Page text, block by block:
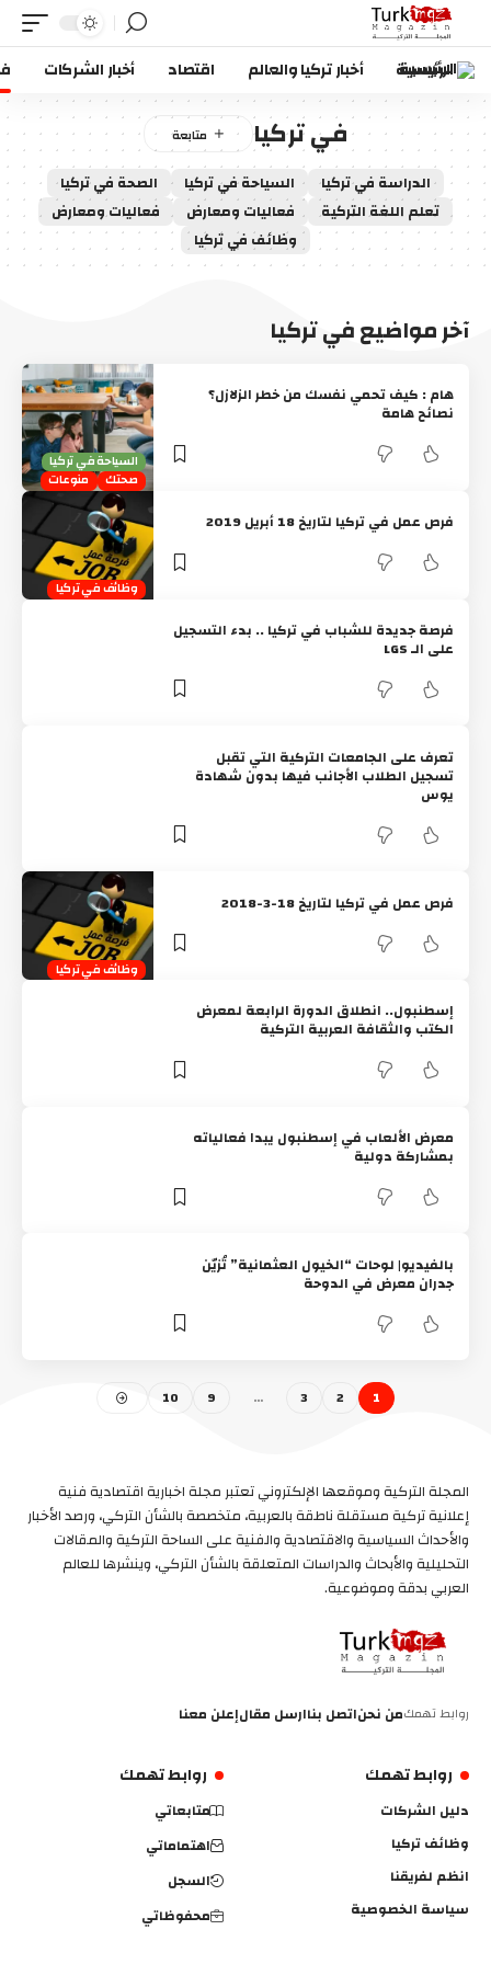
الرئيسية أخبار تركيا والعالم اقتصاد أخبار الشركات
في تركيا
الدراسة في تركيا السياحة في تركيا
الصحة في تركيا
تعلم اللغة التركية
فعاليات ومعارض
فعاليات ومعارض
وظائف في تركيا
آخر مواضيع في تركيا
السياحة في تركيا
صحتك
منوعات
هام : كيف تحمي نفسك من خطر الزلازل؟
نصائح هامة
وظائف في تركيا
فرص عمل في تركيا لتاريخ 18 أبريل 2019
فرصة جديدة للشباب في تركيا .. بدء التسجيل
على الـ LGS
تعرف على الجامعات التركية التي تقبل
تسجيل الطلاب الأجانب فيها بدون شهادة
يوس
وظائف في تركيا
فرص عمل في تركيا لتاريخ 18-3-2018
إسطنبول.. انطلاق الدورة الرابعة لمعرض
الكتب والثقافة العربية التركية
معرض الألعاب في إسطنبول يبدا فعالياته
بمشاركة دولية
بالفيديو| لوحات “الخيول العثمانية” تُزيّن
جدران معرض في الدوحة
1
2
3
…
9
10
المجلة التركية وموقعها الإلكتروني تعتبر مجلة اخبارية اقتصادية فنية
إعلانية تركية مستقلة ناطقة بالعربية، متخصصة بالشأن التركي، ورصد الأخبار
والأحداث السياسية والاقتصادية والفنية على الساحة التركية والمقالات
التحليلية والأبحاث والدراسات المتعلقة بالشأن التركي، وينشرها للعالم
العربي بدقة وموضوعية.
روابط تهمكمن نحناتصل بناارسل مقالإعلن معنا
روابط تهمك
دليل الشركات
وظائف تركيا
انظم لفريقنا
سياسة الخصوصية
روابط تهمك
متابعاتي
اهتماماتي
السجل
محفوظاتي